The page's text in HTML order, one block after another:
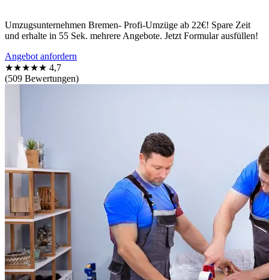
Umzugsunternehmen Bremen- Profi-Umzüge ab 22€! Spare Zeit
und erhalte in 55 Sek. mehrere Angebote. Jetzt Formular ausfüllen!
Angebot anfordern
★★★★★ 4,7
(509 Bewertungen)